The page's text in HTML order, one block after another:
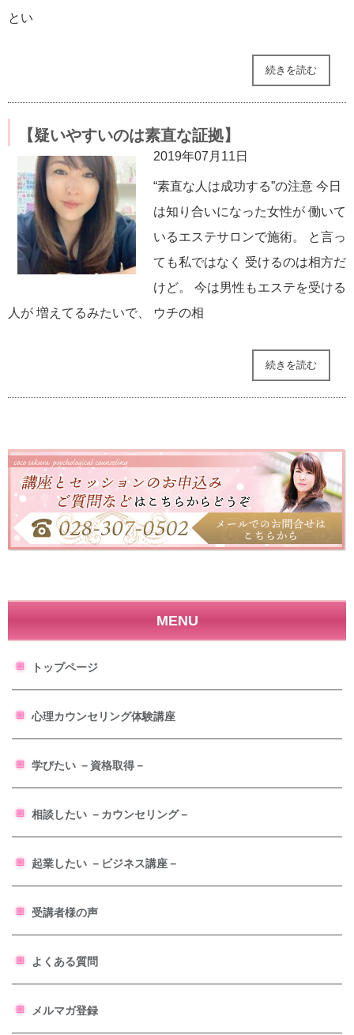
とい
続きを読む
【疑いやすいのは素直な証拠】
2019年07月11日
“素直な人は成功する”の注意 今日
は知り合いになった女性が 働いて
いるエステサロンで施術。 と言っ
ても私ではなく 受けるのは相方だ
けど。 今は男性もエステを受ける
人が 増えてるみたいで、 ウチの相
続きを読む
MENU
トップページ
心理カウンセリング体験講座
学びたい －資格取得－
相談したい －カウンセリング－
起業したい －ビジネス講座－
受講者様の声
よくある質問
メルマガ登録